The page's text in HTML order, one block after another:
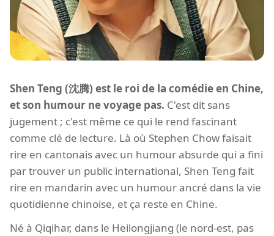
Shen Teng (沈腾) est le roi de la comédie en Chine,
et son humour ne voyage pas. C'est dit sans
jugement ; c'est même ce qui le rend fascinant
comme clé de lecture. Là où Stephen Chow faisait
rire en cantonais avec un humour absurde qui a fini
par trouver un public international, Shen Teng fait
rire en mandarin avec un humour ancré dans la vie
quotidienne chinoise, et ça reste en Chine.
Né à Qiqihar, dans le Heilongjiang (le nord-est, pas